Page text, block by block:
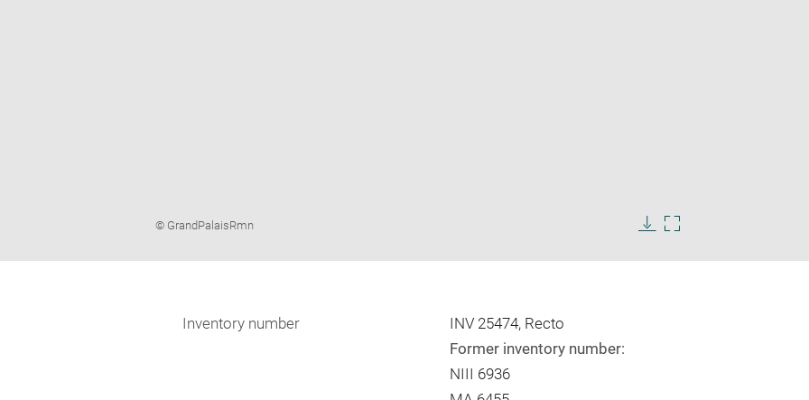
new
Image
© GrandPalaisRmn
imageimage
Inventory number
INV 25474, Recto
Former inventory number:
NIII 6936